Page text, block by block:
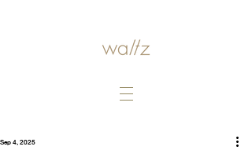
Sep 4, 2025